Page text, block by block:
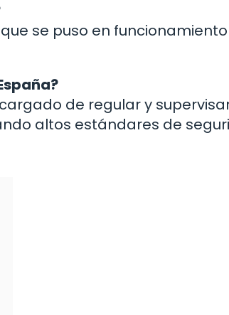
se puso en
de regular y
altos estándares de